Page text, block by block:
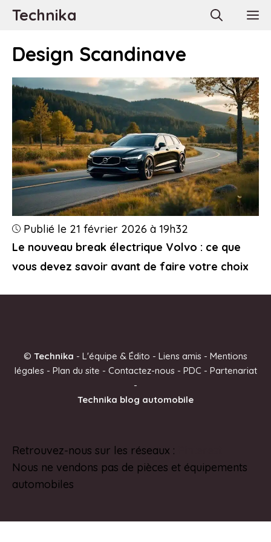
AllerTechnika
Design Scandinave
Le nouveau break électrique Volvo : ce que
vous devez savoir avant de faire votre choix
Publié le 21 février 2026 à 19h32
© Technika - L'équipe & Édito - Liens amis - Mentions
légales- Plan du site - Contactez-nous- PDC - Partenariat
-
Technika blog automobile
Retrouvez-nous sur les réseaux :
Nous ne vendons pas de pièces et équipements
automobiles